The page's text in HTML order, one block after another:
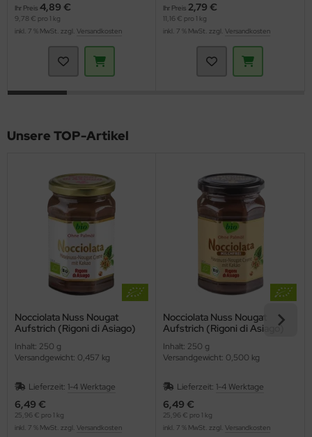
Ihr Preis 4,89 €
9,78 € pro 1 kg
inkl. 7 % MwSt. zzgl. Versandkosten
Ihr Preis 2,79 €
11,16 € pro 1 kg
inkl. 7 % MwSt. zzgl. Versandkosten
Unsere TOP-Artikel
Nocciolata Nuss Nougat
Aufstrich (Rigoni di Asiago)
Inhalt: 250 g
Versandgewicht: 0,457 kg
Lieferzeit: 1-4 Werktage
6,49 €
25,96 € pro 1 kg
inkl. 7 % MwSt. zzgl. Versandkosten
Nocciolata Nuss Nougat
Aufstrich (Rigoni di Asiago)
Inhalt: 250 g
Versandgewicht: 0,500 kg
Lieferzeit: 1-4 Werktage
6,49 €
25,96 € pro 1 kg
inkl. 7 % MwSt. zzgl. Versandkosten